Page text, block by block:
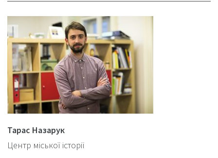
Тарас Назарук
Центр міської історії